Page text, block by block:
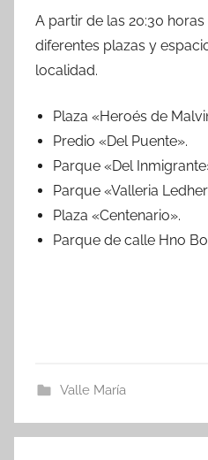
A partir de las 20:30
diferentes plazas y
localidad.
Plaza «Heroés de
Predio «Del Puente».
Parque «Del
Parque «Valleria
Plaza «Centenario».
Parque de calle Hno
Valle María